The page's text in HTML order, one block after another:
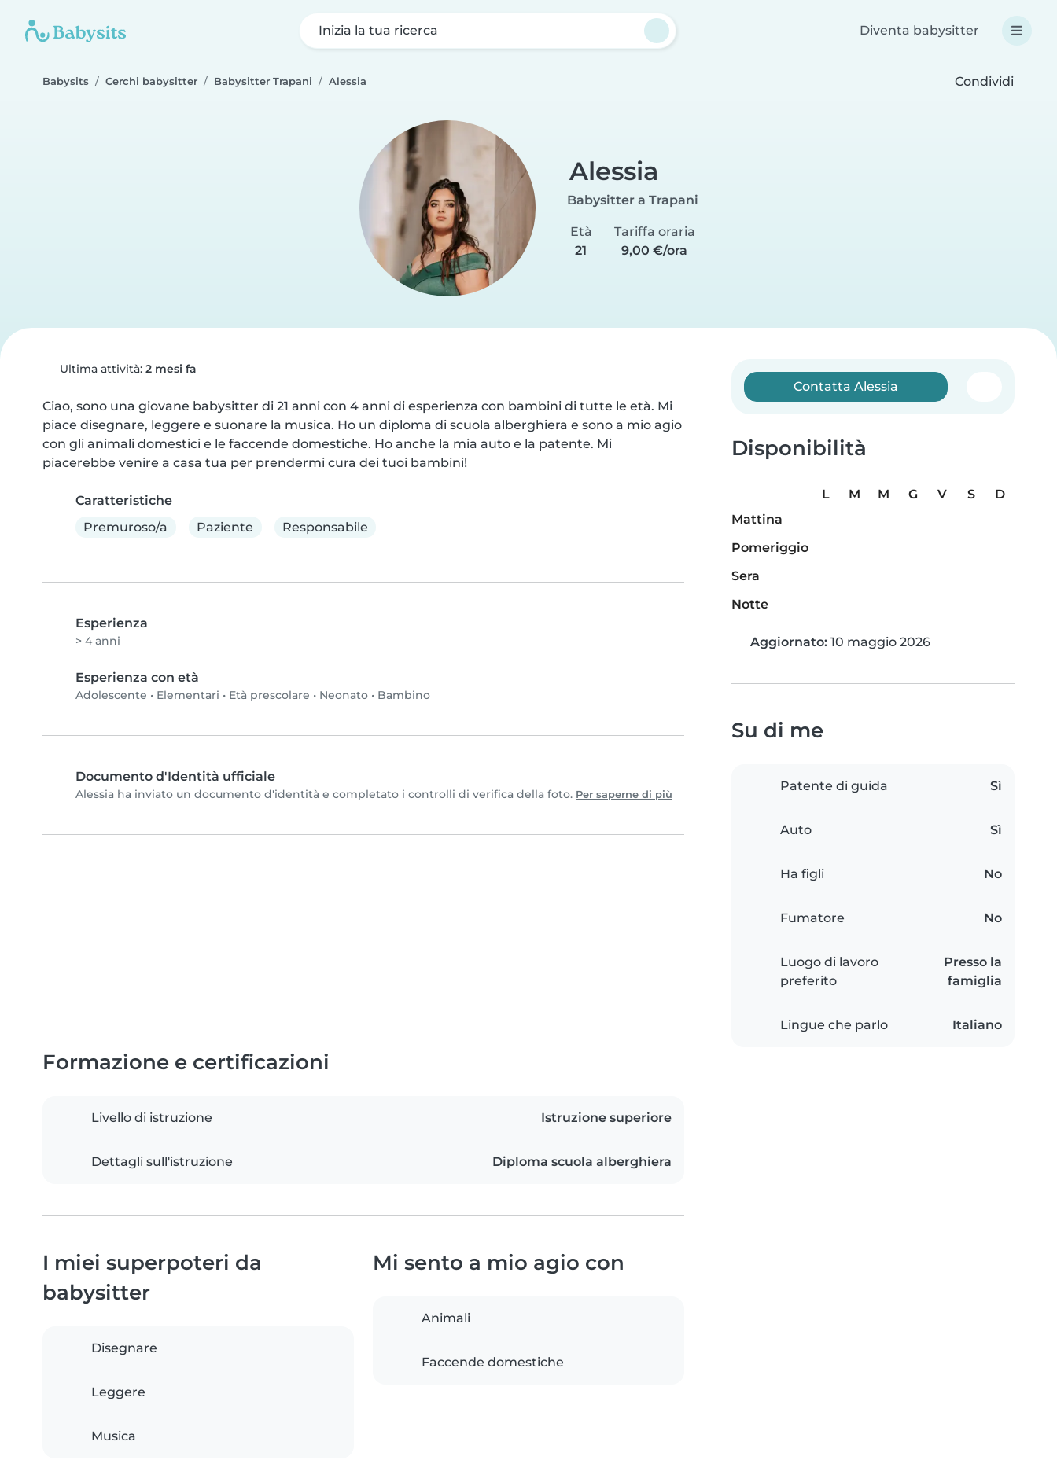
Inizia la tua ricerca Diventa babysitter
Babysits Cerchi babysitter Babysitter Trapani Alessia Condividi
Alessia
Babysitter a Trapani
Età
21
Tariffa oraria
9,00 €/ora
Ultima attività: 2 mesi fa
Ciao, sono una giovane babysitter di 21 anni con 4 anni di esperienza con bambini di tutte le età. Mi
piace disegnare, leggere e suonare la musica. Ho un diploma di scuola alberghiera e sono a mio agio
con gli animali domestici e le faccende domestiche. Ho anche la mia auto e la patente. Mi
piacerebbe venire a casa tua per prendermi cura dei tuoi bambini!
Caratteristiche
Premuroso/a
Paziente Responsabile
Esperienza
> 4 anni
Esperienza con età
Adolescente • Elementari • Età prescolare • Neonato • Bambino
Documento d'Identità ufficiale
Alessia ha inviato un documento d'identità e completato i controlli di verifica della foto. Per saperne di più
Contatta Alessia
Disponibilità
L M M G V S
D
Mattina
Pomeriggio
Sera
Notte
Aggiornato: 10 maggio 2026
Su di me
Patente di guida Sì
Auto Sì
Ha figli No
Fumatore No
Luogo di lavoro
preferito
Presso la
famiglia
Lingue che parlo Italiano
Formazione e certificazioni
Livello di istruzione Istruzione superiore
Dettagli sull'istruzione Diploma scuola alberghiera
I miei superpoteri da
babysitter
Disegnare
Leggere
Musica
Mi sento a mio agio con
Animali
Faccende domestiche